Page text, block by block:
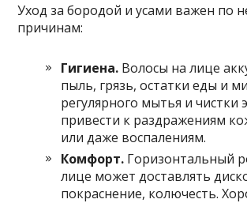
Уход за бородой и усами важен по
причинам:
Гигиена. Волосы на лице
пыль, грязь, остатки еды и
регулярного мытья и чистки
привести к раздражениям
или даже воспалениям.
Комфорт. Горизонтальный
лице может доставлять
покраснение, колючесть.